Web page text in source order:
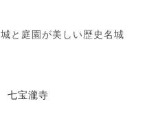
城と庭園が美しい歴史名城
七宝瀧寺